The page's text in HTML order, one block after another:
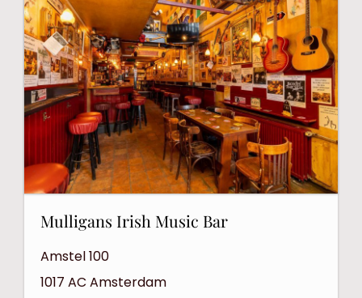
Mulligans Irish Music Bar
Amstel 100
1017 AC Amsterdam